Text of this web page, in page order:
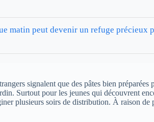
matin peut devenir un refuge précieux
signalent que des pâtes bien
Surtout pour les jeunes qui découvrent
plusieurs soirs de distribution. À raison